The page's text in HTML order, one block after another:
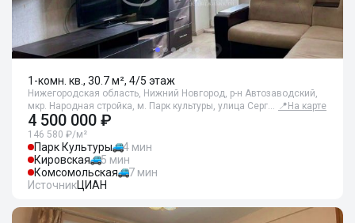
1-комн. кв., 30.7 м², 4/5 этаж
Нижегородская область, Нижний Новгород, р-н Автозаводский,
мкр. Народная стройка, м. Парк культуры, улица Серг… 📍 На карте
4 500 000 ₽
146 580 ₽/м²
Парк Культуры
4 мин
Кировская
5 мин
Комсомольская
7 мин
ИсточникЦИАН